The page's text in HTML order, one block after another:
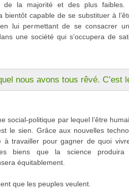
de la majorité et des plus faibles.
bientôt capable de se substituer à
lui permettant de se consacrer
une société qui s’occupera de
nous avons tous rêvé. C’est
social-politique par lequel l’être
le sien. Grâce aux nouvelles
travailler pour gagner de quoi
biens que la science produira
équitablement.
que les peuples veulent.